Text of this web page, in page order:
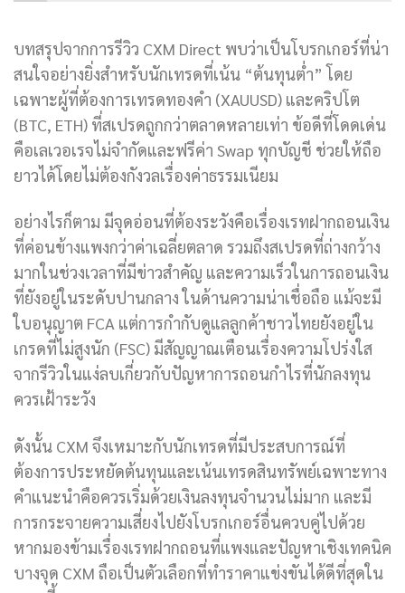
บทสรุปจากการรีวิว CXM Direct พบว่าเป็นโบรกเกอร์ที่น่า
สนใจอย่างยิ่งสำหรับนักเทรดที่เน้น “ต้นทุนต่ำ” โดย
เฉพาะผู้ที่ต้องการเทรดทองคำ (XAUUSD) และคริปโต
(BTC, ETH) ที่สเปรดถูกกว่าตลาดหลายเท่า ข้อดีที่โดดเด่น
คือเลเวอเรจไม่จำกัดและฟรีค่า Swap ทุกบัญชี ช่วยให้ถือ
ยาวได้โดยไม่ต้องกังวลเรื่องค่าธรรมเนียม
อย่างไรก็ตาม มีจุดอ่อนที่ต้องระวังคือเรื่องเรทฝากถอนเงิน
ที่ค่อนข้างแพงกว่าค่าเฉลี่ยตลาด รวมถึงสเปรดที่ถ่างกว้าง
มากในช่วงเวลาที่มีข่าวสำคัญ และความเร็วในการถอนเงิน
ที่ยังอยู่ในระดับปานกลาง ในด้านความน่าเชื่อถือ แม้จะมี
ใบอนุญาต FCA แต่การกำกับดูแลลูกค้าชาวไทยยังอยู่ใน
เกรดที่ไม่สูงนัก (FSC) มีสัญญาณเตือนเรื่องความโปร่งใส
จากรีวิวในแง่ลบเกี่ยวกับปัญหาการถอนกำไรที่นักลงทุน
ควรเฝ้าระวัง
ดังนั้น CXM จึงเหมาะกับนักเทรดที่มีประสบการณ์ที่
ต้องการประหยัดต้นทุนและเน้นเทรดสินทรัพย์เฉพาะทาง
คำแนะนำคือควรเริ่มด้วยเงินลงทุนจำนวนไม่มาก และมี
การกระจายความเสี่ยงไปยังโบรกเกอร์อื่นควบคู่ไปด้วย
หากมองข้ามเรื่องเรทฝากถอนที่แพงและปัญหาเชิงเทคนิค
บางจุด CXM ถือเป็นตัวเลือกที่ทำราคาแข่งขันได้ดีที่สุดใน